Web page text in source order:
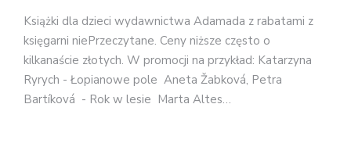
Książki dla dzieci wydawnictwa Adamada z rabatami z
księgarni niePrzeczytane. Ceny niższe często o
kilkanaście złotych. W promocji na przykład: Katarzyna
Ryrych - Łopianowe pole Aneta Žabková, Petra
Bartíková - Rok w lesie Marta Altes…